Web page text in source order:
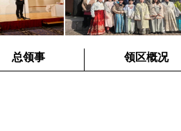
总领事 领区概况